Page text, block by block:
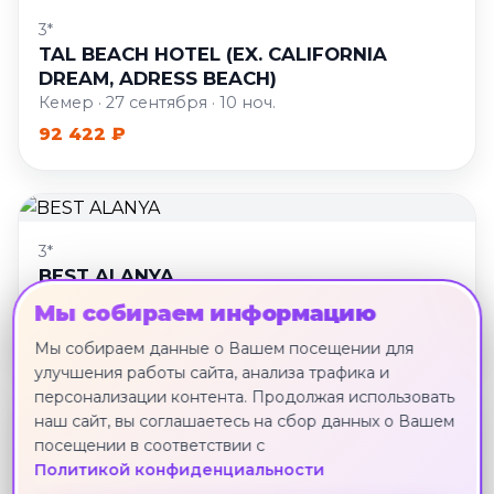
3*
TAL BEACH HOTEL (EX. CALIFORNIA
DREAM, ADRESS BEACH)
Кемер · 27 сентября · 10 ноч.
92 422 ₽
3*
BEST ALANYA
Аланья · 24 сентября · 11 ноч.
3*
ISINDA
Мы собираем информацию
Мы собираем данные о Вашем посещении для
улучшения работы сайта, анализа трафика и
персонализации контента. Продолжая использовать
наш сайт, вы соглашаетесь на сбор данных о Вашем
посещении в соответствии с
Политикой конфиденциальности